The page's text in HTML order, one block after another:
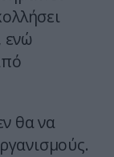
ενώ
θα να